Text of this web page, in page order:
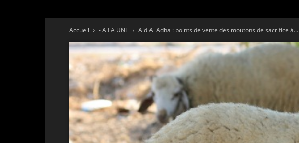
Accueil - A LA UNE Aid Al Adha : points de vente des moutons de sacrifice à...